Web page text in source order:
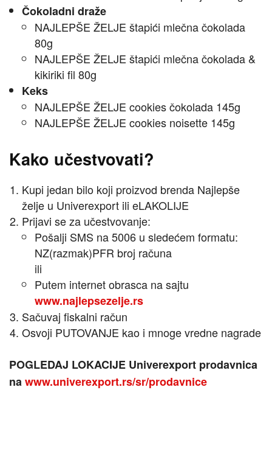
Čokoladni draže
NAJLEPŠE ŽELJE štapići mlečna čokolada
80g
NAJLEPŠE ŽELJE štapići mlečna čokolada &
kikiriki fil 80g
Keks
NAJLEPŠE ŽELJE cookies čokolada 145g
NAJLEPŠE ŽELJE cookies noisette 145g
Kako učestvovati?
Kupi jedan bilo koji proizvod brenda Najlepše
želje u Univerexport ili eLAKOLIJE
Prijavi se za učestvovanje:
Pošalji SMS na 5006 u sledećem formatu:
NZ(razmak)PFR broj računa
ili
Putem internet obrasca na sajtu
www.najlepsezelje.rs
Sačuvaj fiskalni račun
Osvoji PUTOVANJE kao i mnoge vredne nagrade
POGLEDAJ LOKACIJE Univerexport prodavnica
nawww.univerexport.rs/sr/prodavnice